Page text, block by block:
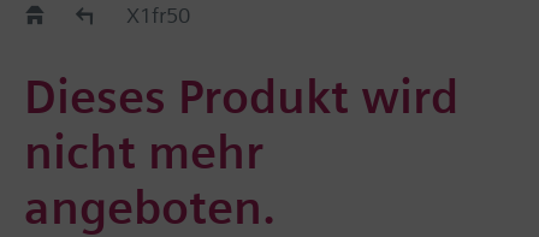
Austauschhilfe
X1fr50
Dieses Produkt wird
nicht mehr
angeboten.